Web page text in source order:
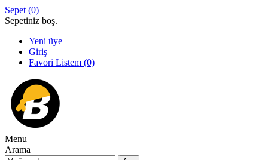
Sepet (0)
Sepetiniz boş.
Yeni üye
Giriş
Favori Listem (0)
Menu
Arama